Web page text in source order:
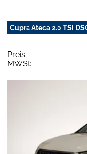
Cupra Ateca 2.0 TSI
Preis:
MWSt: